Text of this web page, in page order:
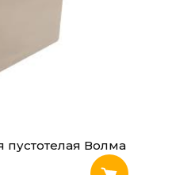
пустотелая Волма